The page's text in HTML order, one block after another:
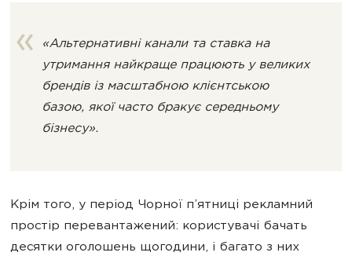
«Альтернативні канали та ставка на
утримання найкраще працюють у великих
брендів із масштабною клієнтською
базою, якої часто бракує середньому
бізнесу».
Крім того, у період Чорної п’ятниці рекламний
простір перевантажений: користувачі бачать
десятки оголошень щогодини, і багато з них